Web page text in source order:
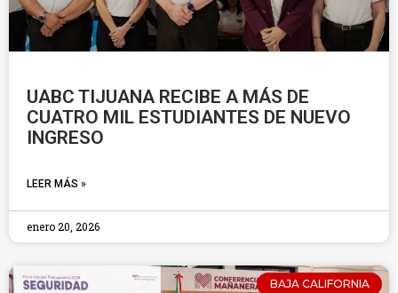
UABC TIJUANA RECIBE A MÁS DE
CUATRO MIL ESTUDIANTES DE NUEVO
INGRESO
LEER MÁS »
enero 20, 2026
BAJA CALIFORNIA